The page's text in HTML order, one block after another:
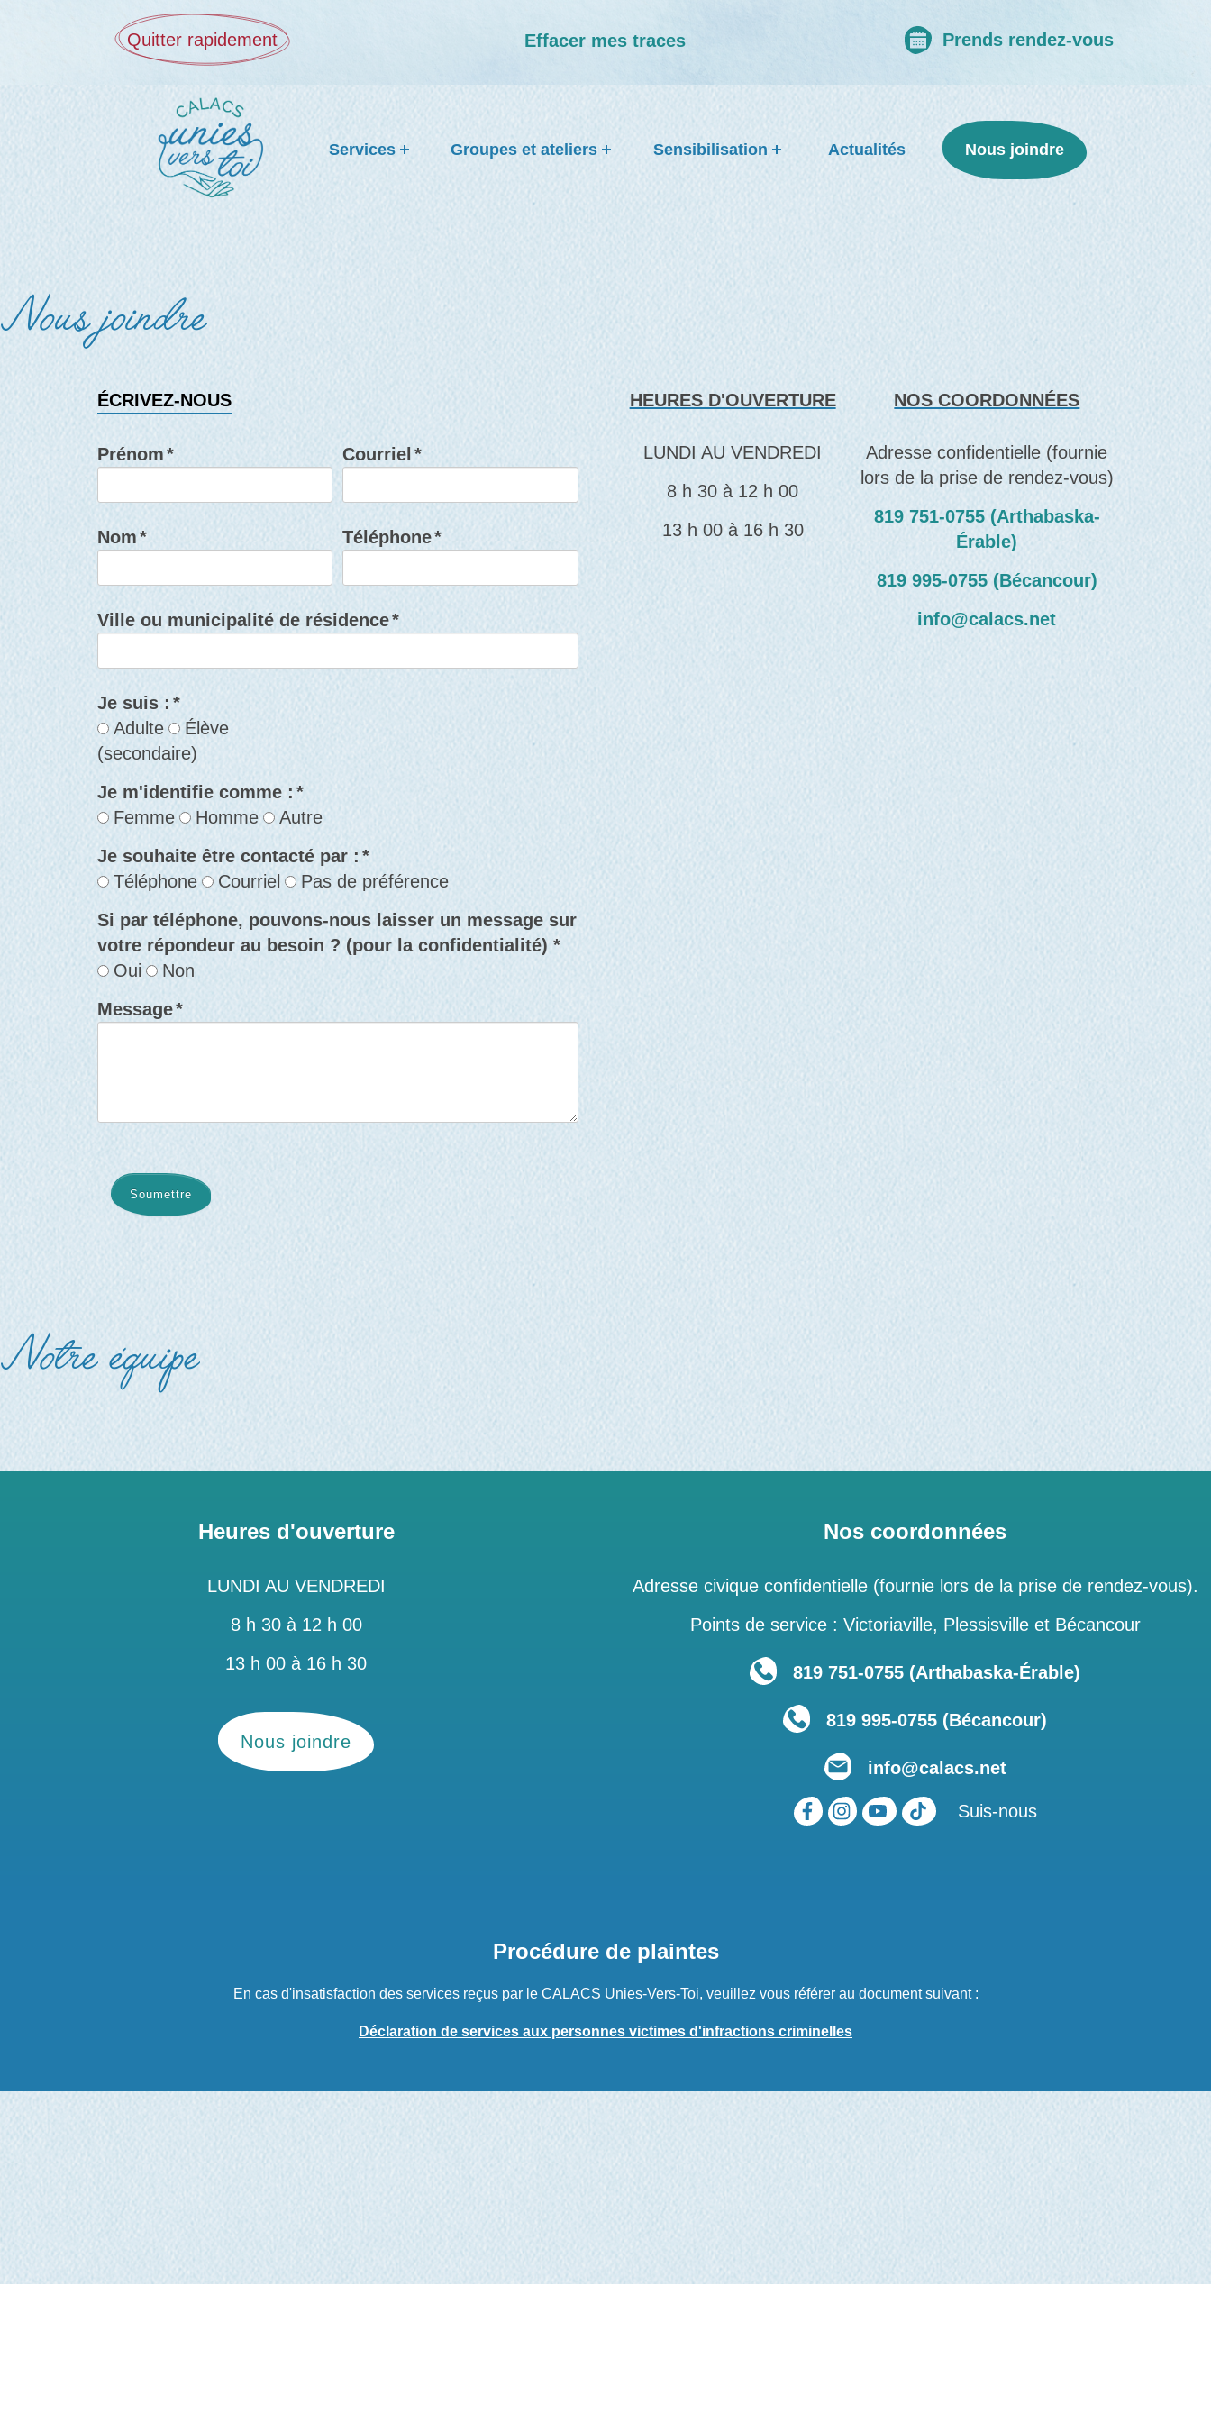
Quitter rapidement Effacer mes traces Prends rendez-vous
Services Groupes et ateliers Sensibilisation Actualités Nous joindre
Nous joindre
ÉCRIVEZ-NOUS
Prénom*
Nom*
Courriel *
Téléphone*
Ville ou municipalité de résidence*
Je suis : *
Adulte
Élève
(secondaire)
Je m'identifie comme : *
Femme
Homme
Autre
Je souhaite être contacté par : *
Téléphone
Courriel
Pas de préférence
Si par téléphone, pouvons-nous laisser un message sur
votre répondeur au besoin ? (pour la confidentialité) *
Oui
Non
Message*
Soumettre
HEURES D'OUVERTURE
LUNDI AU VENDREDI
8 h 30 à 12 h 00
13 h 00 à 16 h 30
NOS COORDONNÉES
Adresse confidentielle (fournie
lors de la prise de rendez-vous)
819 751‑0755 (Arthabaska-
Érable)
819 995‑0755 (Bécancour)
info@calacs.net
Notre équipe
Heures d'ouverture
LUNDI AU VENDREDI
8 h 30 à 12 h 00
13 h 00 à 16 h 30
Nous joindre
Nos coordonnées
Adresse civique confidentielle (fournie lors de la prise de rendez-vous).
Points de service : Victoriaville, Plessisville et Bécancour
819 751‑0755 (Arthabaska-Érable)
819 995-0755 (Bécancour)
info@calacs.net
Suis-nous
Procédure de plaintes
En cas d'insatisfaction des services reçus par le CALACS Unies-Vers-Toi, veuillez vous référer au document suivant :
Déclaration de services aux personnes victimes d'infractions criminelles